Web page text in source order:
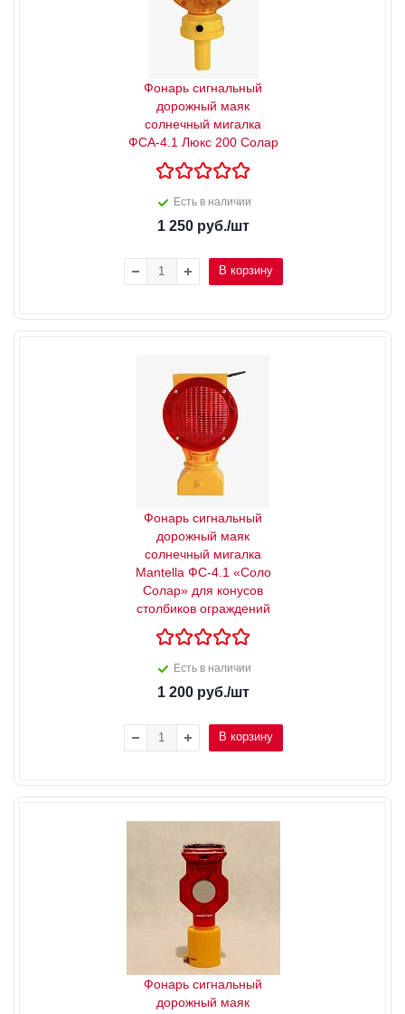
Фонарь сигнальный
дорожный маяк
солнечный мигалка
ФСА-4.1 Люкс 200 Солар
Есть в наличии
1 250руб./шт
В корзину
Фонарь сигнальный
дорожный маяк
солнечный мигалка
Mantella ФС-4.1 «Соло
Солар» для конусов
столбиков ограждений
Есть в наличии
1 200руб./шт
В корзину
Фонарь сигнальный
дорожный маяк